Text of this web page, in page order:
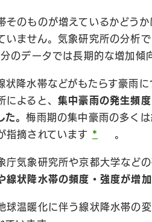
そのものが増えているかどう
いません。気象研究所の分析
のデータでは長期的な増加傾
状降水帯などがもたらす豪雨
によると、 集中豪雨の発生頻
た。梅雨期の集中豪雨の多く
指摘されています * 。
庁気象研究所や京都大学など
線状降水帯の頻度・強度が増加
球温暖化に伴う線状降水帯の